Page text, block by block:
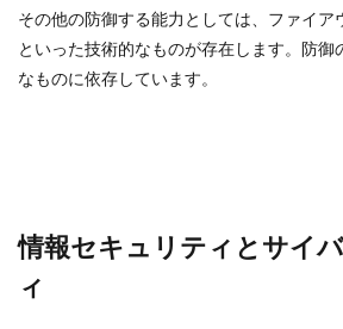
その他の防御する能力としては、ファイア
といった技術的なものが存在します。防御
なものに依存しています。
情報セキュリティとサイ
ィ